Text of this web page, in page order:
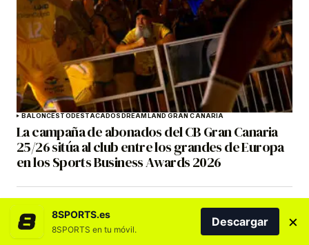
BALONCESTODESTACADOSDREAMLAND GRAN CANARIA
La campaña de abonados del CB Gran Canaria
25/26 sitúa al club entre los grandes de Europa
en los Sports Business Awards 2026
8SPORTS.es
8SPORTS en tu móvil.
Descargar ×